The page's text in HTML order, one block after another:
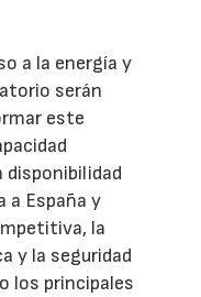
a la energía y
serán
este
disponibilidad
a España y
la
y la seguridad
los principales